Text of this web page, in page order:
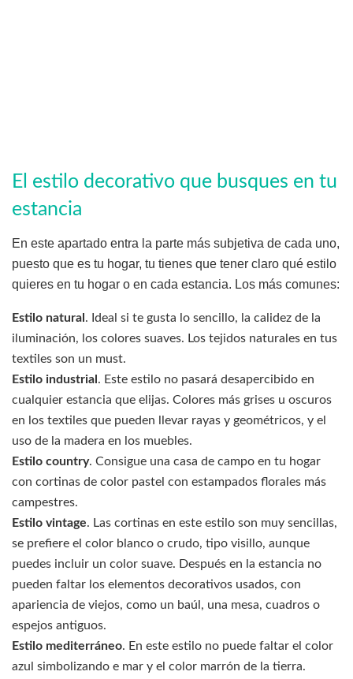
El estilo decorativo que busques en tu
estancia
En este apartado entra la parte más subjetiva de cada uno,
puesto que es tu hogar, tu tienes que tener claro qué estilo
quieres en tu hogar o en cada estancia. Los más comunes:
Estilo natural . Ideal si te gusta lo sencillo, la calidez de la
iluminación, los colores suaves. Los tejidos naturales en tus
textiles son un must.
Estilo industrial . Este estilo no pasará desapercibido en
cualquier estancia que elijas. Colores más grises u oscuros
en los textiles que pueden llevar rayas y geométricos, y el
uso de la madera en los muebles.
Estilo country. Consigue una casa de campo en tu hogar
con cortinas de color pastel con estampados florales más
campestres.
Estilo vintage. Las cortinas en este estilo son muy sencillas,
se prefiere el color blanco o crudo, tipo visillo, aunque
puedes incluir un color suave. Después en la estancia no
pueden faltar los elementos decorativos usados, con
apariencia de viejos, como un baúl, una mesa, cuadros o
espejos antiguos.
Estilo mediterráneo. En este estilo no puede faltar el color
azul simbolizando e mar y el color marrón de la tierra.